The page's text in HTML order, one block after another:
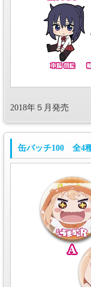
2018年５月発売
缶バッチ100 全4